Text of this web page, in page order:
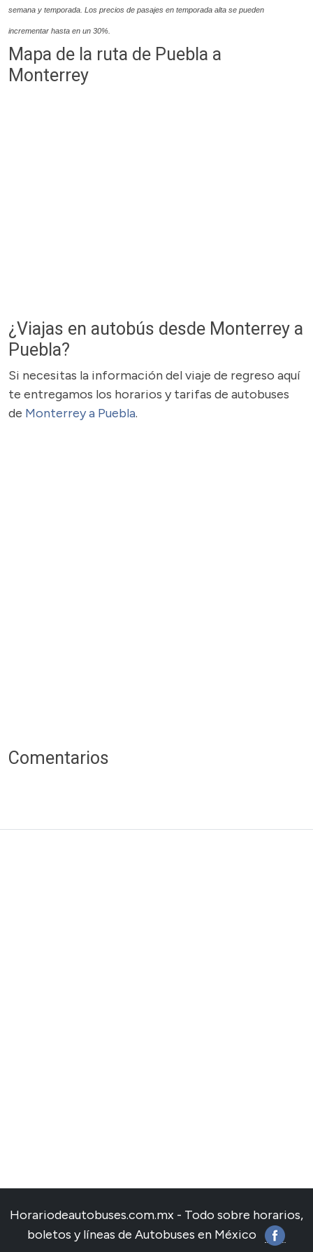
semana y temporada. Los precios de pasajes en temporada alta se pueden
incrementar hasta en un 30%.
Mapa de la ruta de Puebla a
Monterrey
¿Viajas en autobús desde Monterrey a
Puebla?
Si necesitas la información del viaje de regreso aquí
te entregamos los horarios y tarifas de autobuses
de Monterrey a Puebla.
Comentarios
Horariodeautobuses.com.mx - Todo sobre horarios,
boletos y líneas de Autobuses en México